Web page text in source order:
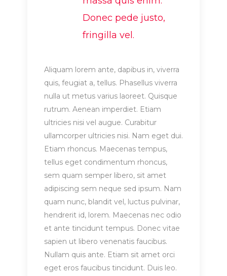
Donec pede justo,
fringilla vel.
Aliquam lorem ante, dapibus in, viverra
quis, feugiat a, tellus. Phasellus viverra
nulla ut metus varius laoreet. Quisque
rutrum. Aenean imperdiet. Etiam
ultricies nisi vel augue. Curabitur
ullamcorper ultricies nisi. Nam eget dui.
Etiam rhoncus. Maecenas tempus,
tellus eget condimentum rhoncus,
sem quam semper libero, sit amet
adipiscing sem neque sed ipsum. Nam
quam nunc, blandit vel, luctus pulvinar,
hendrerit id, lorem. Maecenas nec odio
et ante tincidunt tempus. Donec vitae
sapien ut libero venenatis faucibus.
Nullam quis ante. Etiam sit amet orci
eget eros faucibus tincidunt. Duis leo.